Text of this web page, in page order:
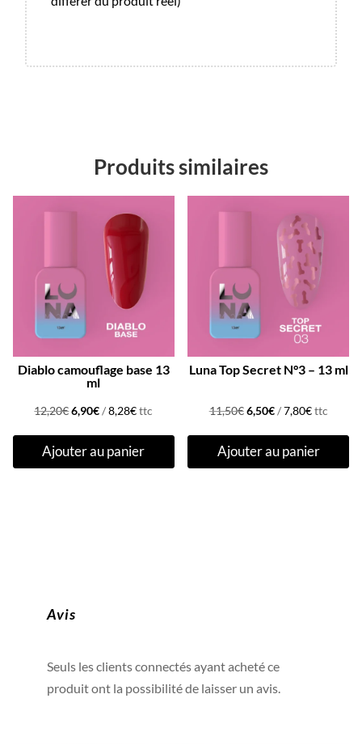
Produits similaires
Diablo camouflage base 13
ml
12,20€Le
initial
était :
6,90€Le
actuel
est :
/8,28€ttc
Ajouter au panier
Luna Top Secret N°3 – 13 ml
11,50€Le
initial
était :
6,50€Le
actuel
est :
/7,80€ttc
Ajouter au panier
Avis
Seuls les clients connectés ayant acheté ce
produit ont la possibilité de laisser un avis.